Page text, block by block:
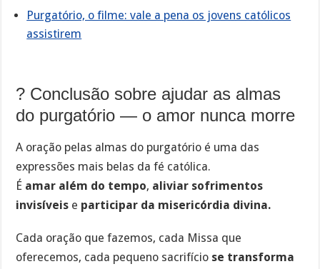
Purgatório, o filme: vale a pena os jovens católicos
assistirem
? Conclusão sobre ajudar as almas
do purgatório — o amor nunca morre
A oração pelas almas do purgatório é uma das
expressões mais belas da fé católica.
É amar além do tempo, aliviar sofrimentos
invisíveis e participar da misericórdia divina.
Cada oração que fazemos, cada Missa que
oferecemos, cada pequeno sacrifício se transforma